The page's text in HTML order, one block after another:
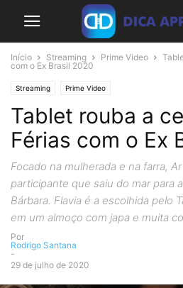
Início Streaming Prime Video
com o Ex Brasil 2020
Streaming Prime Video
Tablet rouba a
Férias com o Ex
Focado na mulherada e na farra,
participante que saiu do mar para
Bárbara. Flavia é a escolhida pelo
em um almoço com japa e muita
Por
Rodrigo Santana
-
29 de julho de 2020